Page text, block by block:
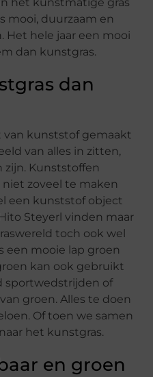
het kunstmatige gras
mooi, duurzaam en
Het hele jaar een mooi
dan kunstgras.
dan
van kunststof gemaakt
van alles in zitten,
zijn. Kunststoffen
zoveel te maken
een kunststof object
Steyerl vinden maar
toch ook wel
een mooie lap groen
kan ook gebruikt
sportwedstrijden of
groen. Alles te doen
Of toen we samen
het kunstgras.
en groen